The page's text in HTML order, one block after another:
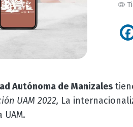
Autónoma de Manizales
UAM 2022, La
.